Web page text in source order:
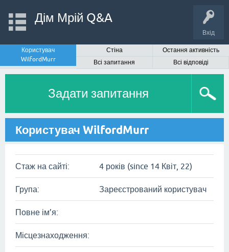
Вхід
Дім Мрій Q&A
Користувач
WilfordMurr
Стіна
Остання активність
Всі запитання
Всі відповіді
Задати запитання
Користувач WilfordMurr
Стаж на сайті: 4 років (since 14 Квіт, 22)
Група: Зареєстрований користувач
Повне ім’я:
Місцезнаходження: